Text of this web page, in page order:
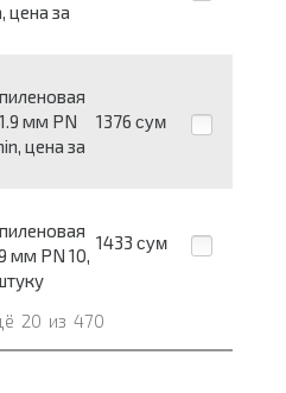
цена за
мм PN
цена за
1376 сум
мм PN 10,
1433 сум
20 из 470